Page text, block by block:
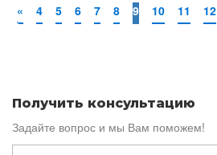
« 4 5 6 7 8 9 10 11 12
Получить консультацию
Задайте вопрос и мы Вам поможем!